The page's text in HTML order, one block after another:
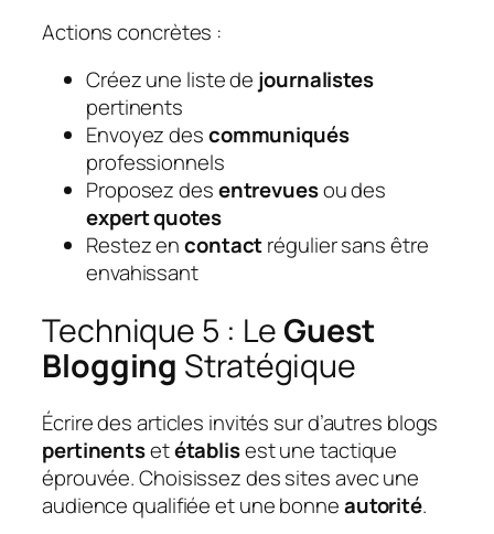
Actions concrètes :
Créez une liste de journalistes
pertinents
Envoyez descommuniqués
professionnels
Proposez desentrevuesou des
expert quotes
Restez encontactrégulier sans être
envahissant
Technique 5 : LeGuest
Blogging Stratégique
Écrire des articles invités sur d’autres blogs
pertinentsetétablisest une tactique
éprouvée. Choisissez des sites avec une
audience qualifiée et une bonneautorité.